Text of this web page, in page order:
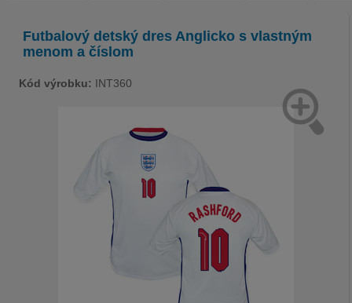
Futbalový detský dres Anglicko s vlastným
menom a číslom
Kód výrobku: INT360